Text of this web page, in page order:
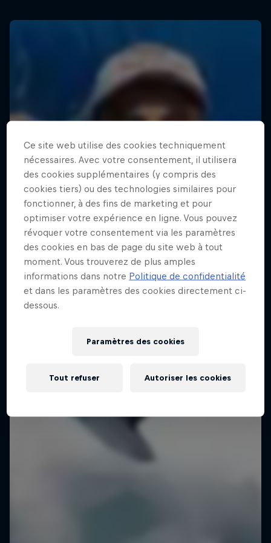
Ce site web utilise des cookies techniquement
nécessaires. Avec votre consentement, il utilisera
des cookies supplémentaires (y compris des
cookies tiers) ou des technologies similaires pour
fonctionner, à des fins de marketing et pour
optimiser votre expérience en ligne. Vous pouvez
révoquer votre consentement via les paramètres
des cookies en bas de page du site web à tout
moment. Vous trouverez de plus amples
informations dans notre Politique de confidentialité
et dans les paramètres des cookies directement ci-
dessous.
Paramètres des cookies
Tout refuser Autoriser les cookies